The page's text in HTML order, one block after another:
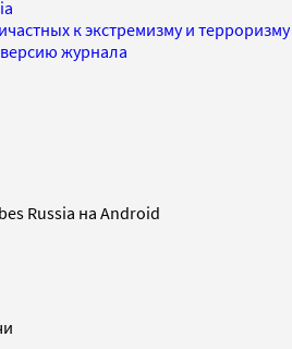
к экстремизму и
журнала
Russia на Android